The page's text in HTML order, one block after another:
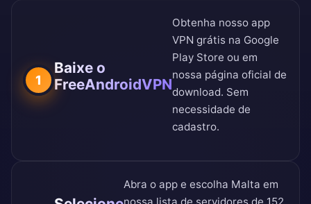
1
Baixe o
FreeAndroidVPN
Obtenha nosso app
VPN grátis na Google
Play Store ou em
nossa página oficial de
download. Sem
necessidade de
cadastro.
Abra o app e escolha Malta em